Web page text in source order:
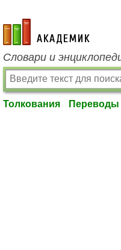
academic.ru
Словари и
Толкования Переводы